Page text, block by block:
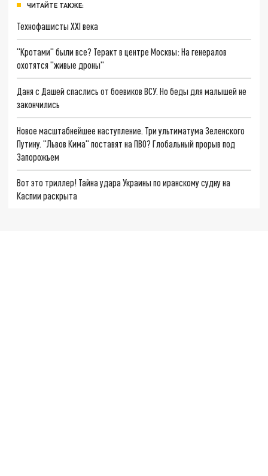
ЧИТАЙТЕ ТАКЖЕ:
Технофашисты XXI века
"Кротами" были все? Теракт в центре Москвы: На генералов
охотятся "живые дроны"
Даня с Дашей спаслись от боевиков ВСУ. Но беды для малышей не
закончились
Новое масштабнейшее наступление. Три ультиматума Зеленского
Путину. "Львов Кима" поставят на ПВО? Глобальный прорыв под
Запорожьем
Вот это триллер! Тайна удара Украины по иранскому судну на
Каспии раскрыта